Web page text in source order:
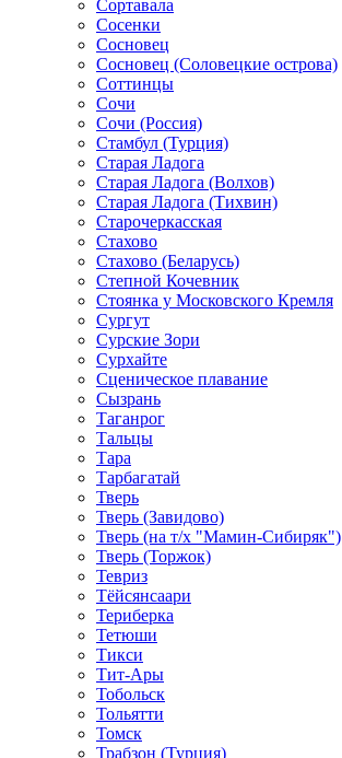
Сортавала
Сосенки
Сосновец
Сосновец (Соловецкие острова)
Соттинцы
Сочи
Сочи (Россия)
Стамбул (Турция)
Старая Ладога
Старая Ладога (Волхов)
Старая Ладога (Тихвин)
Старочеркасская
Стахово
Стахово (Беларусь)
Степной Кочевник
Стоянка у Московского Кремля
Сургут
Сурские Зори
Сурхайте
Сценическое плавание
Сызрань
Таганрог
Тальцы
Тара
Тарбагатай
Тверь
Тверь (Завидово)
Тверь (на т/х "Мамин-Сибиряк")
Тверь (Торжок)
Тевриз
Тёйсянсаари
Териберка
Тетюши
Тикси
Тит-Ары
Тобольск
Тольятти
Томск
Трабзон (Турция)